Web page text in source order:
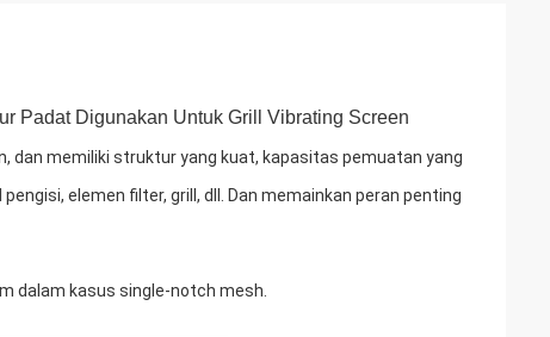
Padat Digunakan Untuk Grill Vibrating Screen
dan memiliki struktur yang kuat, kapasitas pemuatan yang
elemen filter, grill, dll. Dan memainkan peran penting
dalam kasus single-notch mesh.